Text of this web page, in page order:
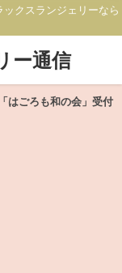
クスランジェリーなら
ー通信
はごろも和の会」受付